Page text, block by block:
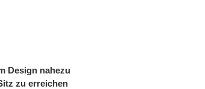
Design nahezu
zu erreichen